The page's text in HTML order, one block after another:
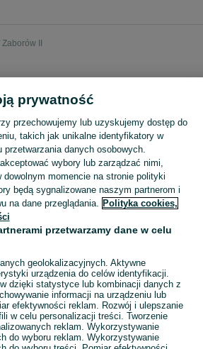
Zaborów II
Zobacz
prywatność
przechowujemy lub uzyskujemy dostęp do
takich jak unikalne identyfikatory w
przetwarzania danych osobowych.
wybory lub zarządzać nimi,
dowolnym momencie na stronie polityki
będą sygnalizowane naszym partnerom i
na dane przeglądania. Polityka cookies,
przetwarzamy dane w celu
geolokalizacyjnych. Aktywne
urządzenia do celów identyfikacji.
dzięki statystyce lub kombinacji danych z
informacji na urządzeniu lub
efektywności reklam. Rozwój i ulepszanie
w celu personalizacji treści. Tworzenie
reklam. Wykorzystywanie
do wyboru reklam. Wykorzystywanie